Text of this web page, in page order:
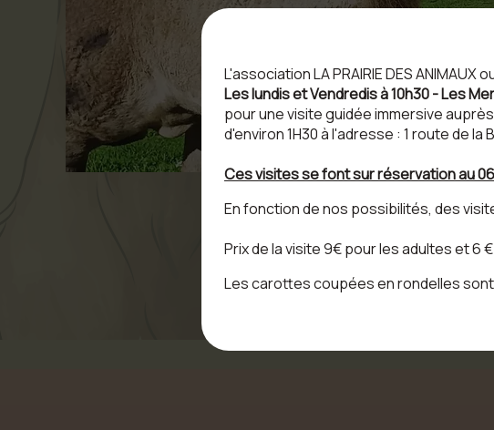
L'association LA PRAIRIE DES
Les lundis et Vendredis à 10h30 - Les
pour une visite guidée immersive
d'environ 1H30 à l'adresse : 1 route de la
Ces visites se font sur réservation au 06
En fonction de nos possibilités, des
Prix de la visite 9€ pour les adultes et 6
Les carottes coupées en rondelles